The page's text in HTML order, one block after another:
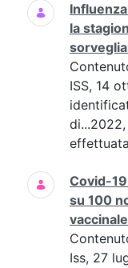
la
ISS, 14
Covid-
su 100
vaccinale
Iss, 27